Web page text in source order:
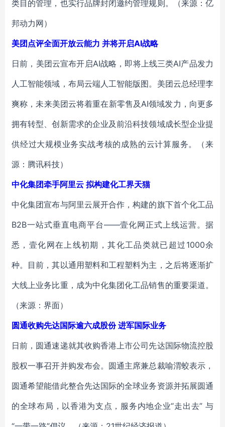
类目的管理，也实行品牌封闭邀约管理规则。（来源：亿
邦动力网）
美团点评全面开放云能力 并将开启AI战略
日前，美团云宣布开启AI战略，即将上线三类AI产品发力
人工智能领域，布局云端人工智能版图。美团云总经理李
爽称，未来美团云将着重在新零售及AI领域发力，向更多
拥有转型、创新需求的企业及前沿科技领域成长型企业提
供经过大规模业务实战考核的成熟的云计算服务。（来
源：腾讯科技）
中化集团牵手阿里云 拟构建化工界天猫
中化集团宣布与阿里云展开合作，构建的旗下首个化工品
B2B一站式垂直电商平台——壹化网正式上线运营。据
悉，壹化网在上线初期，其化工品类就已超过1000余
种。目前，其以通用塑料和工程塑料为主，之后将逐渐扩
大线上业务比重，成为中化集团化工品销售的重要渠道。
（来源：界面）
圆通收购先达国际逾六成股份 进军国际业务
日前，圆通速递就其收购香港上市公司先达国际物流控股
股权一事召开并购发布会。圆通主席兼总裁喻渭蛟表示，
圆通希望能借此整合先达国际的全球业务资源并拓展圆通
的全球布局，以香港为支点，服务内地企业“走出去” 与